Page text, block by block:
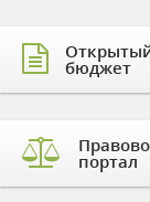
бюджет
портал